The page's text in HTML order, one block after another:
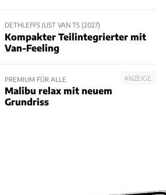
DETHLEFFS JUST VAN T5 (2027)
Kompakter Teilintegrierter mit
Van-Feeling
ANZEIGE
PREMIUM FÜR ALLE
Malibu relax mit neuem
Grundriss